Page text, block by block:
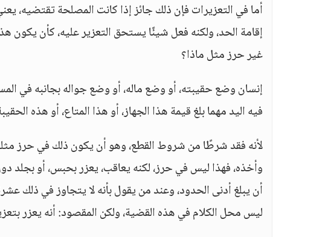
أما في التعزيرات فإن ذلك جائز إذا كانت المصلحة تقتضيه،
إقامة الحد، ولكنه فعل شيئًا يستحق التعزير عليه، كأن
غير حرز مثل ماذا؟
إنسان وضع حقيبته، أو وضع ماله، أو وضع جواله بجانبه في
فيه اليد مهما بلغ قيمة هذا الجهاز، أو هذا المتاع، أو هذه
لأنه فقد شرطًا من شروط القطع، وهو أن يكون ذلك في حرز
وأخذه، فهذا ليس في حرز، لكنه يعاقب، يعزر بحبس، أو بجلد
أن يبلغ أدنى الحدود، وعند من يقول بأنه لا يتجاوز في ذلك
ليس محل الكلام في هذه القضية، ولكن المقصود: أنه يعزر